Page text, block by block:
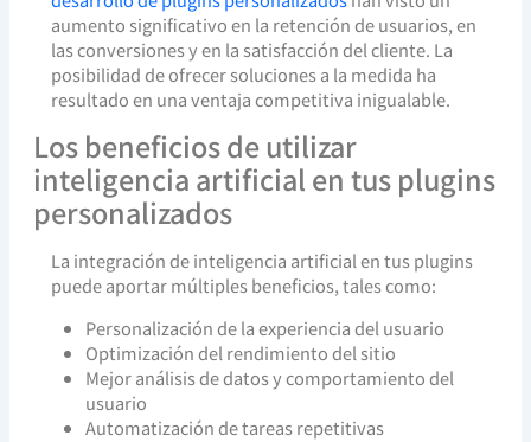
aumento significativo en la retención de usuarios, en
las conversiones y en la satisfacción del cliente. La
posibilidad de ofrecer soluciones a la medida ha
resultado en una ventaja competitiva inigualable.
Los beneficios de utilizar
inteligencia artificial en tus plugins
personalizados
La integración de inteligencia artificial en tus plugins
puede aportar múltiples beneficios, tales como:
Personalización de la experiencia del usuario
Optimización del rendimiento del sitio
Mejor análisis de datos y comportamiento del
usuario
Automatización de tareas repetitivas